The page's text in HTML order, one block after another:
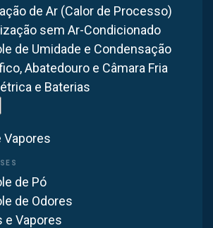
de Ar (Calor de Processo)
sem Ar-Condicionado
de Umidade e Condensação
Abatedouro e Câmara Fria
e Baterias
Vapores
de Pó
de Odores
e Vapores
Controle de Poluição pra sua
Conversamos pelo WhatsApp.
Controle de Poluição